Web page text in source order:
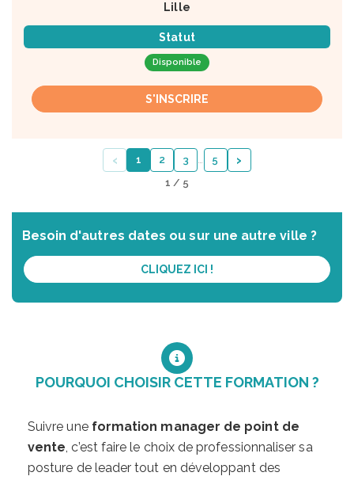
Lille
Statut
Disponible
S'INSCRIRE
‹ 1 2 3 … 5 ›
1 / 5
Besoin d'autres dates ou sur une autre ville ?
CLIQUEZ ICI !
POURQUOI CHOISIR CETTE FORMATION ?
Suivre une formation manager de point de
vente, c’est faire le choix de professionnaliser sa
posture de leader tout en développant des